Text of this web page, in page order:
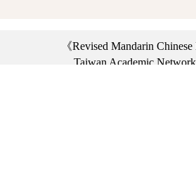
《Revised Mandarin Chinese
Taiwan Academic